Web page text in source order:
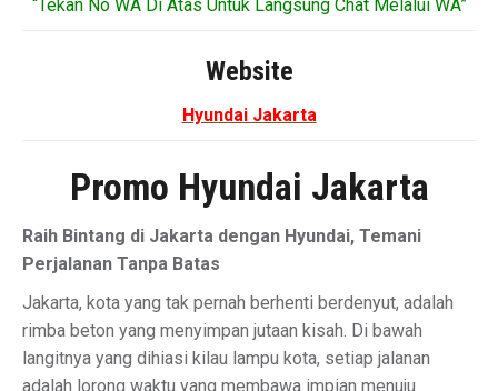
“Tekan No WA Di Atas Untuk Langsung Chat Melalui WA”
Website
Hyundai Jakarta
Promo Hyundai Jakarta
Raih Bintang di Jakarta dengan Hyundai, Temani
Perjalanan Tanpa Batas
Jakarta, kota yang tak pernah berhenti berdenyut, adalah
rimba beton yang menyimpan jutaan kisah. Di bawah
langitnya yang dihiasi kilau lampu kota, setiap jalanan
adalah lorong waktu yang membawa impian menuju